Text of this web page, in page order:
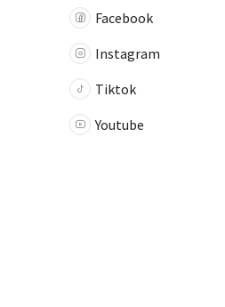
Facebook
Instagram
Tiktok
Youtube